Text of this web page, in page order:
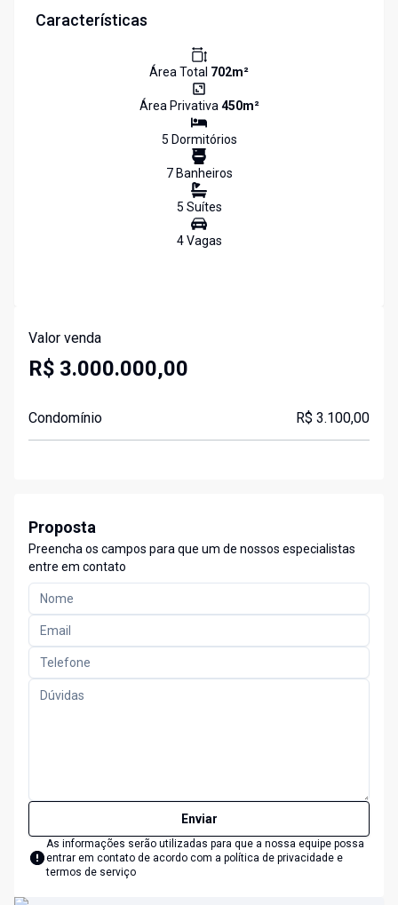
Características
Área Total 702m²
Área Privativa450m²
5 Dormitórios
7Banheiros
5 Suítes
4Vagas
Valor venda
R$ 3.000.000,00
Condomínio R$ 3.100,00
Proposta
Preencha os campos para que um de nossos especialistas
entre em contato
Enviar
As informações serão utilizadas para que a nossa equipe possa
entrar em contato de acordo com a política de privacidade e
termos de serviço